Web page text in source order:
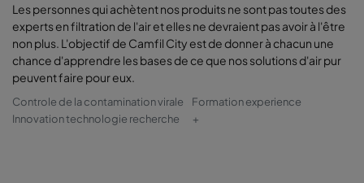
Les personnes qui achètent nos produits ne sont pas toutes des
experts en filtration de l'air et elles ne devraient pas avoir à l'être
non plus. L'objectif de Camfil City est de donner à chacun une
chance d'apprendre les bases de ce que nos solutions d'air pur
peuvent faire pour eux.
Controle de la contamination virale
Formation experience
Innovation technologie recherche
+